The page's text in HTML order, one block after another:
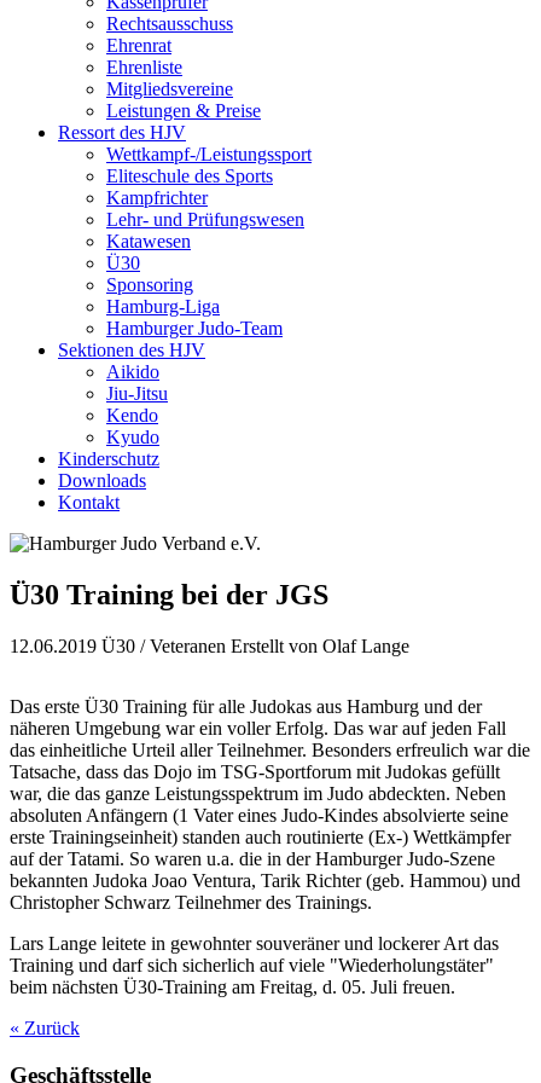
Rechtsausschuss
Ehrenrat
Ehrenliste
Mitgliedsvereine
Leistungen & Preise
Ressort des HJV
Wettkampf-/Leistungssport
Eliteschule des Sports
Kampfrichter
Lehr- und Prüfungswesen
Katawesen
Ü30
Sponsoring
Hamburg-Liga
Hamburger Judo-Team
Sektionen des HJV
Aikido
Jiu-Jitsu
Kendo
Kyudo
Kinderschutz
Downloads
Kontakt
Ü30 Training bei der JGS
12.06.2019 Ü30 / Veteranen Erstellt von Olaf Lange
Das erste Ü30 Training für alle Judokas aus Hamburg und der
näheren Umgebung war ein voller Erfolg. Das war auf jeden Fall
das einheitliche Urteil aller Teilnehmer. Besonders erfreulich war die
Tatsache, dass das Dojo im TSG-Sportforum mit Judokas gefüllt
war, die das ganze Leistungsspektrum im Judo abdeckten. Neben
absoluten Anfängern (1 Vater eines Judo-Kindes absolvierte seine
erste Trainingseinheit) standen auch routinierte (Ex-) Wettkämpfer
auf der Tatami. So waren u.a. die in der Hamburger Judo-Szene
bekannten Judoka Joao Ventura, Tarik Richter (geb. Hammou) und
Christopher Schwarz Teilnehmer des Trainings.
Lars Lange leitete in gewohnter souveräner und lockerer Art das
Training und darf sich sicherlich auf viele "Wiederholungstäter"
beim nächsten Ü30-Training am Freitag, d. 05. Juli freuen.
« Zurück
Geschäftsstelle